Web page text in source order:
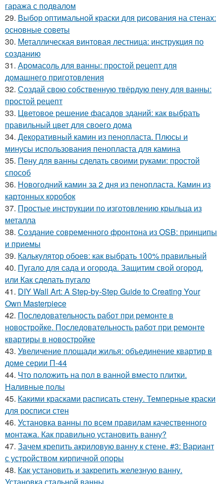
гаража с подвалом
29. Выбор оптимальной краски для рисования на стенах:
основные советы
30. Металлическая винтовая лестница: инструкция по
созданию
31. Аромасоль для ванны: простой рецепт для
домашнего приготовления
32. Создай свою собственную твёрдую пену для ванны:
простой рецепт
33. Цветовое решение фасадов зданий: как выбрать
правильный цвет для своего дома
34. Декоративный камин из пенопласта. Плюсы и
минусы использования пенопласта для камина
35. Пену для ванны сделать своими руками: простой
способ
36. Новогодний камин за 2 дня из пенопласта. Камин из
картонных коробок
37. Простые инструкции по изготовлению крыльца из
металла
38. Создание современного фронтона из OSB: принципы
и приемы
39. Калькулятор обоев: как выбрать 100% правильный
40. Пугало для сада и огорода. Защитим свой огород,
или Как сделать пугало
41. DIY Wall Art: A Step-by-Step Guide to Creating Your
Own Masterpiece
42. Последовательность работ при ремонте в
новостройке. Последовательность работ при ремонте
квартиры в новостройке
43. Увеличение площади жилья: объединение квартир в
доме серии П-44
44. Что положить на пол в ванной вместо плитки.
Наливные полы
45. Какими красками расписать стену. Темперные краски
для росписи стен
46. Установка ванны по всем правилам качественного
монтажа. Как правильно установить ванну?
47. Зачем крепить акриловую ванну к стене. #3: Вариант
с устройством кирпичной опоры
48. Как установить и закрепить железную ванну.
Установка стальной ванны